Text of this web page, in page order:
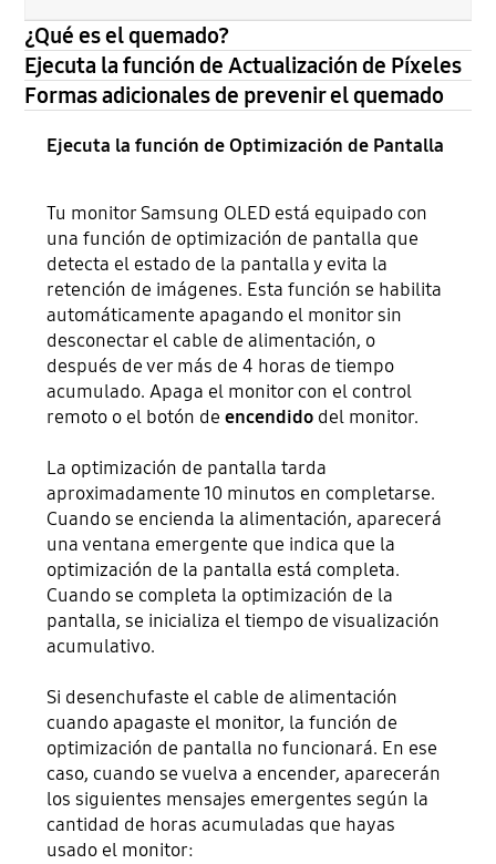
¿Qué es el quemado?
Ejecuta la función de Actualización de Píxeles
Formas adicionales de prevenir el quemado
Ejecuta la función de Optimización de Pantalla
Tu monitor Samsung OLED está equipado con
una función de optimización de pantalla que
detecta el estado de la pantalla y evita la
retención de imágenes. Esta función se habilita
automáticamente apagando el monitor sin
desconectar el cable de alimentación, o
después de ver más de 4 horas de tiempo
acumulado. Apaga el monitor con el control
remoto o el botón deencendido del monitor.
La optimización de pantalla tarda
aproximadamente 10 minutos en completarse.
Cuando se encienda la alimentación, aparecerá
una ventana emergente que indica que la
optimización de la pantalla está completa.
Cuando se completa la optimización de la
pantalla, se inicializa el tiempo de visualización
acumulativo.
Si desenchufaste el cable de alimentación
cuando apagaste el monitor, la función de
optimización de pantalla no funcionará. En ese
caso, cuando se vuelva a encender, aparecerán
los siguientes mensajes emergentes según la
cantidad de horas acumuladas que hayas
usado el monitor: